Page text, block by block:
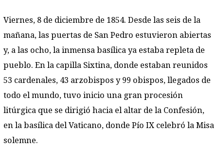
Viernes, 8 de diciembre de 1854. Desde las seis de la
mañana, las puertas de San Pedro estuvieron abiertas
y, a las ocho, la inmensa basílica ya estaba repleta de
pueblo. En la capilla Sixtina, donde estaban reunidos
53 cardenales, 43 arzobispos y 99 obispos, llegados de
todo el mundo, tuvo inicio una gran procesión
litúrgica que se dirigió hacia el altar de la Confesión,
en la basílica del Vaticano, donde Pío IX celebró la Misa
solemne.